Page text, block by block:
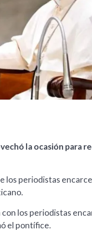
la ocasión para
los periodistas
los periodistas
el pontífice.